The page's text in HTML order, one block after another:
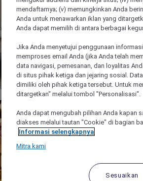
mendaftarnya; (v) memungkinkan Anda
Anda untuk menawarkan iklan yang
Anda dapat memilih di antara berbagai
Jika Anda menyetujui penggunaan
memproses email Anda (jika Anda telah
data navigasi, pemesanan, dan loyalitas
di situs pihak ketiga dan jejaring sosial.
dimiliki oleh pihak ketiga tersebut. Untuk
ditargetkan" melalui tombol "Personalisasi".
Anda dapat mengubah pilihan Anda kapan
diakses melalui tautan "Cookie" di bagian
Informasi selengkapnya
Mitra kami
Sesuaikan